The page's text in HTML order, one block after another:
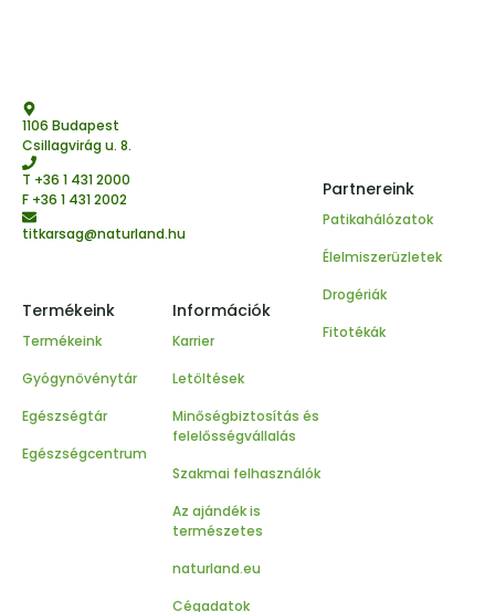
1106 Budapest
Csillagvirág u. 8.
T +36 1 431 2000
F +36 1 431 2002
titkarsag@naturland.hu
Termékeink
Termékeink
Gyógynövénytár
Egészségtár
Egészségcentrum
Információk
Karrier
Letöltések
Minőségbiztosítás és
felelősségvállalás
Szakmai felhasználók
Az ajándék is
természetes
naturland.eu
Cégadatok
Partnereink
Patikahálózatok
Élelmiszerüzletek
Drogériák
Fitotékák